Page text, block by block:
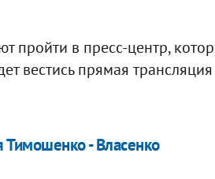
пройти в пресс-центр,
вестись прямая
Тимошенко - Власенко